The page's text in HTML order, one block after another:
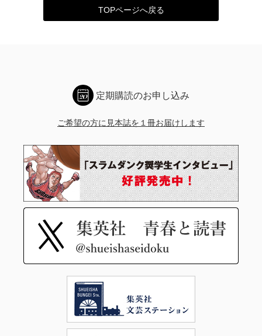
TOPページへ戻る
定期購読のお申し込み
ご希望の方に見本誌を１冊お届けします